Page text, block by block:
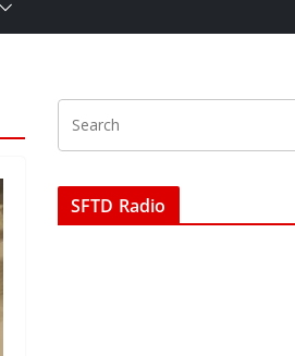
SFTD Radio